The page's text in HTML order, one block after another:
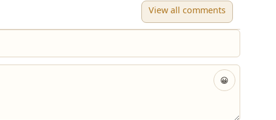
View all comments
😀